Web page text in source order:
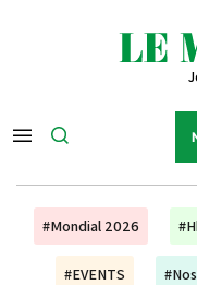
#Mondial 2026
#EVENTS